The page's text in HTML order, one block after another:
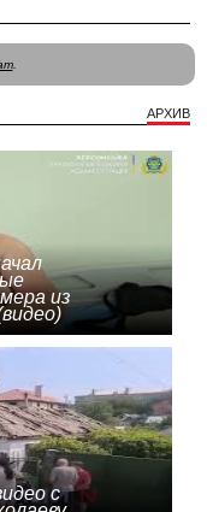
.
АРХИВ
из
с